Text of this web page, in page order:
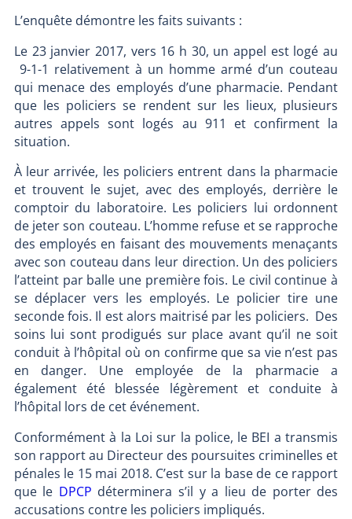
L’enquête démontre les faits suivants :
Le 23 janvier 2017, vers 16 h 30, un appel est logé au
9-1-1 relativement à un homme armé d’un couteau
qui menace des employés d’une pharmacie. Pendant
que les policiers se rendent sur les lieux, plusieurs
autres appels sont logés au 911 et confirment la
situation.
À leur arrivée, les policiers entrent dans la pharmacie
et trouvent le sujet, avec des employés, derrière le
comptoir du laboratoire. Les policiers lui ordonnent
de jeter son couteau. L’homme refuse et se rapproche
des employés en faisant des mouvements menaçants
avec son couteau dans leur direction. Un des policiers
l’atteint par balle une première fois. Le civil continue à
se déplacer vers les employés. Le policier tire une
seconde fois. Il est alors maitrisé par les policiers. Des
soins lui sont prodigués sur place avant qu’il ne soit
conduit à l’hôpital où on confirme que sa vie n’est pas
en danger. Une employée de la pharmacie a
également été blessée légèrement et conduite à
l’hôpital lors de cet événement.
Conformément à la Loi sur la police, le BEI a transmis
son rapport au Directeur des poursuites criminelles et
pénales le 15 mai 2018. C’est sur la base de ce rapport
que le DPCP déterminera s’il y a lieu de porter des
accusations contre les policiers impliqués.